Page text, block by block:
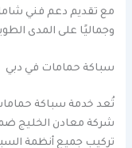
مع تقديم دعم فني
وجماليًا على المدى
سباكة حمامات في دبي
تُعد خدمة سباكة
شركة معادن الخليج
تركيب جميع أنظمة